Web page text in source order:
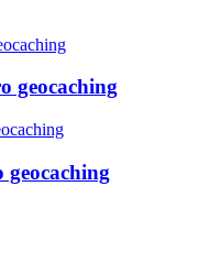
geocaching